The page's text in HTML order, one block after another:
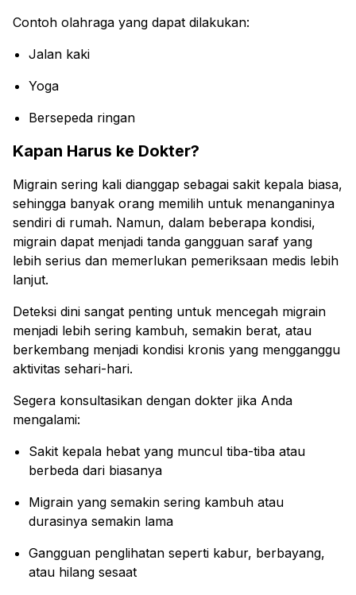
Contoh olahraga yang dapat dilakukan:
Jalan kaki
Yoga
Bersepeda ringan
Kapan Harus ke Dokter?
Migrain sering kali dianggap sebagai sakit kepala biasa,
sehingga banyak orang memilih untuk menanganinya
sendiri di rumah. Namun, dalam beberapa kondisi,
migrain dapat menjadi tanda gangguan saraf yang
lebih serius dan memerlukan pemeriksaan medis lebih
lanjut.
Deteksi dini sangat penting untuk mencegah migrain
menjadi lebih sering kambuh, semakin berat, atau
berkembang menjadi kondisi kronis yang mengganggu
aktivitas sehari-hari.
Segera konsultasikan dengan dokter jika Anda
mengalami:
Sakit kepala hebat yang muncul tiba-tiba atau
berbeda dari biasanya
Migrain yang semakin sering kambuh atau
durasinya semakin lama
Gangguan penglihatan seperti kabur, berbayang,
atau hilang sesaat